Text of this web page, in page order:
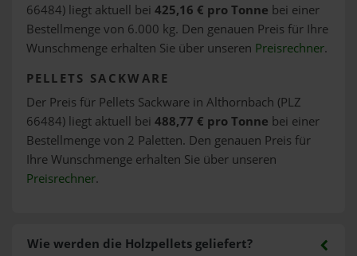
66484) liegt aktuell bei 425,16 € pro Tonne bei einer
Bestellmenge von 6.000 kg. Den genauen Preis für Ihre
Wunschmenge erhalten Sie über unseren Preisrechner.
PELLETS SACKWARE
Der Preis für Pellets Sackware in Althornbach (PLZ
66484) liegt aktuell bei 488,77 € pro Tonne bei einer
Bestellmenge von 2 Paletten. Den genauen Preis für
Ihre Wunschmenge erhalten Sie über unseren
Preisrechner.
Wie werden die Holzpellets geliefert?